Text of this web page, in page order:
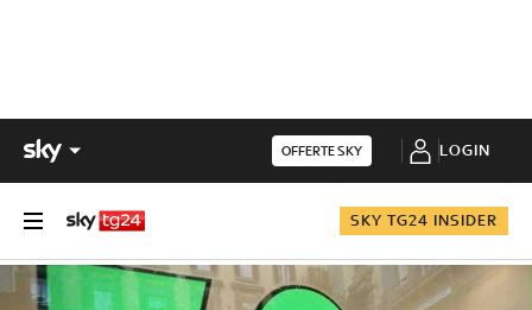
OFFERTE SKY LOGIN
SKY TG24 INSIDER